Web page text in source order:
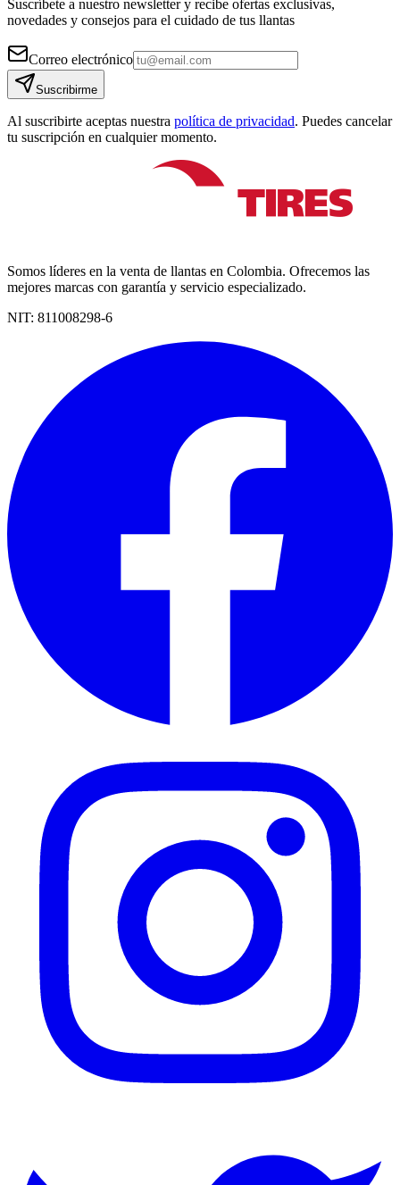
Suscríbete a nuestro newsletter y recibe ofertas exclusivas,
novedades y consejos para el cuidado de tus llantas
Correo electrónico
Suscribirme
Al suscribirte aceptas nuestra política de privacidad. Puedes cancelar
tu suscripción en cualquier momento.
Somos líderes en la venta de llantas en Colombia. Ofrecemos las
mejores marcas con garantía y servicio especializado.
NIT: 811008298-6